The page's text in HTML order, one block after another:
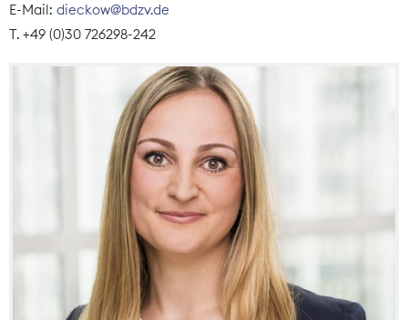
E-Mail: dieckow@bdzv.de
T. +49 (0)30 726298-242